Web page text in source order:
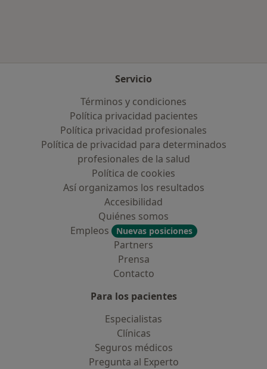
Servicio
Términos y condiciones
Política privacidad pacientes
Política privacidad profesionales
Política de privacidad para determinados
profesionales de la salud
Política de cookies
Así organizamos los resultados
Accesibilidad
Quiénes somos
Empleos
Nuevas posiciones
Partners
Prensa
Contacto
Para los pacientes
Especialistas
Clínicas
Seguros médicos
Pregunta al Experto